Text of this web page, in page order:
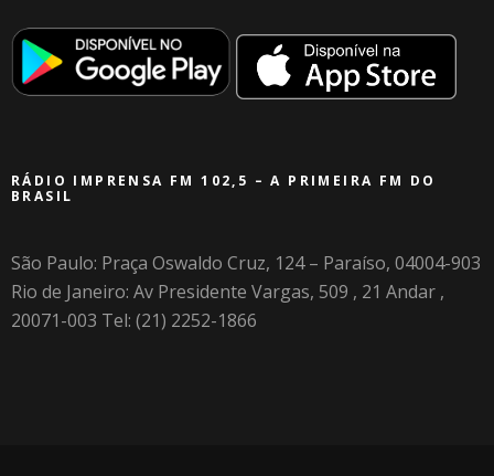
RÁDIO IMPRENSA FM 102,5 – A PRIMEIRA FM DO
BRASIL
São Paulo: Praça Oswaldo Cruz, 124 – Paraíso, 04004-903
Rio de Janeiro: Av Presidente Vargas, 509 , 21 Andar ,
20071-003 Tel: (21) 2252-1866